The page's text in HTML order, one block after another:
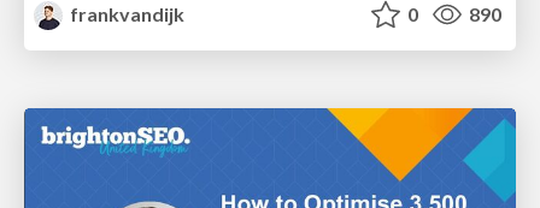
frankvandijk
0 890